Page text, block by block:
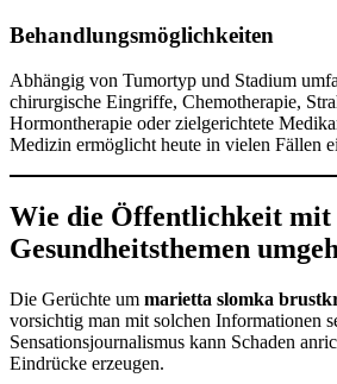
Behandlungsmöglichkeiten
Abhängig von Tumortyp und Stadium
chirurgische Eingriffe, Chemotherapie,
Hormontherapie oder zielgerichtete
Medizin ermöglicht heute in vielen Fällen
Wie die Öffentlichkeit mit
Gesundheitsthemen
Die Gerüchte um marietta slomka
vorsichtig man mit solchen Informationen
Sensationsjournalismus kann Schaden
Eindrücke erzeugen.